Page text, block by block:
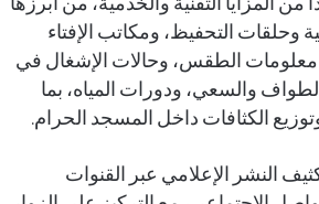
المزايا التقنية والخدمية، من أبرزها
وحلقات التحفيظ، ومكاتب الإفتاء
معلومات الطقس، وحالات الإشغال في
والسعي، ودورات المياه، بما
الكثافات داخل المسجد الحرام.
النشر الإعلامي عبر القنوات